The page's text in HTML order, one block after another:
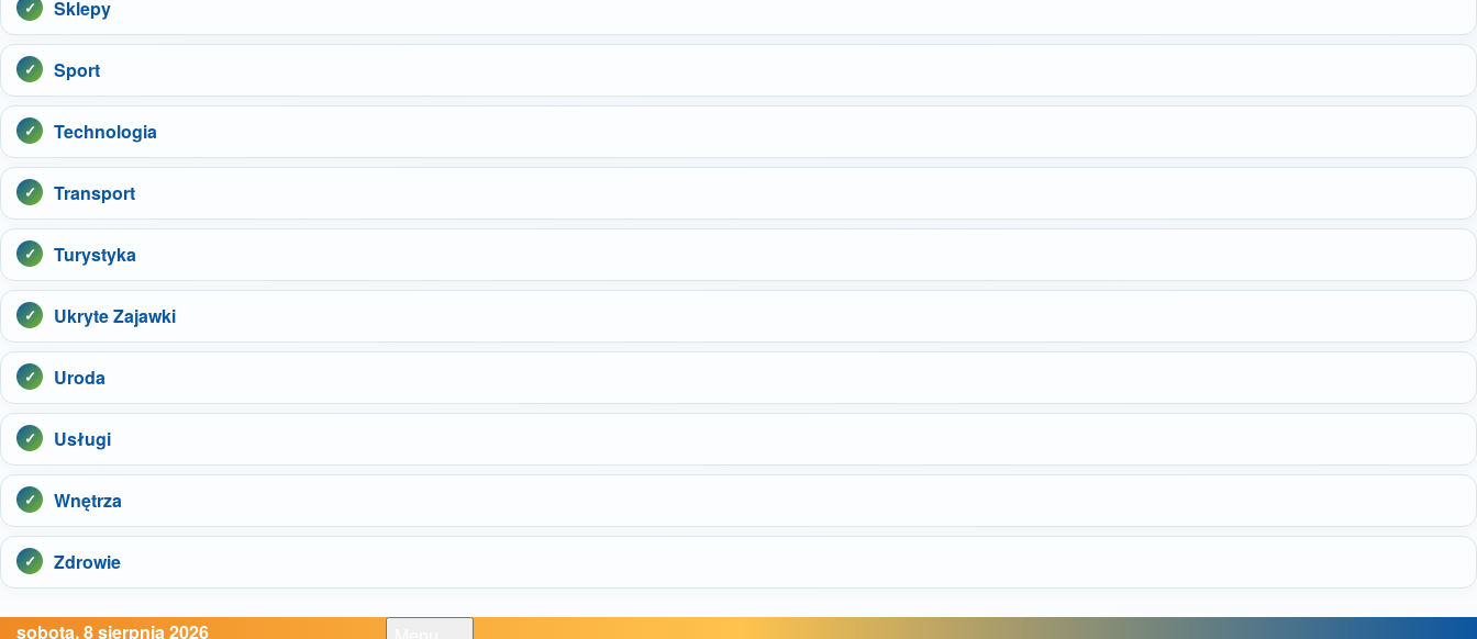
Sklepy
Sport
Technologia
Transport
Turystyka
Ukryte Zajawki
Uroda
Usługi
Wnętrza
Zdrowie
sobota, 8 sierpnia 2026